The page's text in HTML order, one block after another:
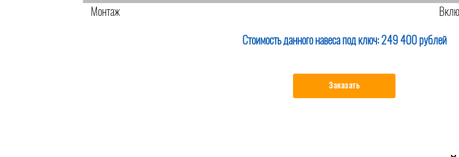
Монтаж
Стоимость данного навеса под ключ: 249 400 рублей
Заказать